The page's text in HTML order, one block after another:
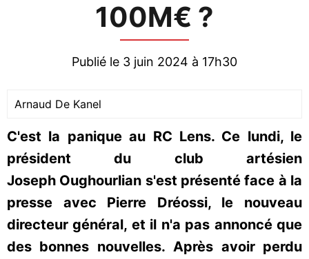
100M€ ?
Publié le 3 juin 2024 à 17h30
Arnaud De Kanel
C'est la panique au RC Lens. Ce lundi, le
président du club artésien
Joseph Oughourlian s'est présenté face à la
presse avec Pierre Dréossi, le nouveau
directeur général, et il n'a pas annoncé que
des bonnes nouvelles. Après avoir perdu